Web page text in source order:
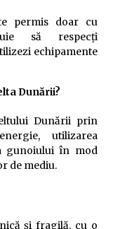
permis doar cu
să respecți
echipamente
Dunării?
Dunării prin
utilizarea
gunoiului în mod
de mediu.
și fragilă, cu o